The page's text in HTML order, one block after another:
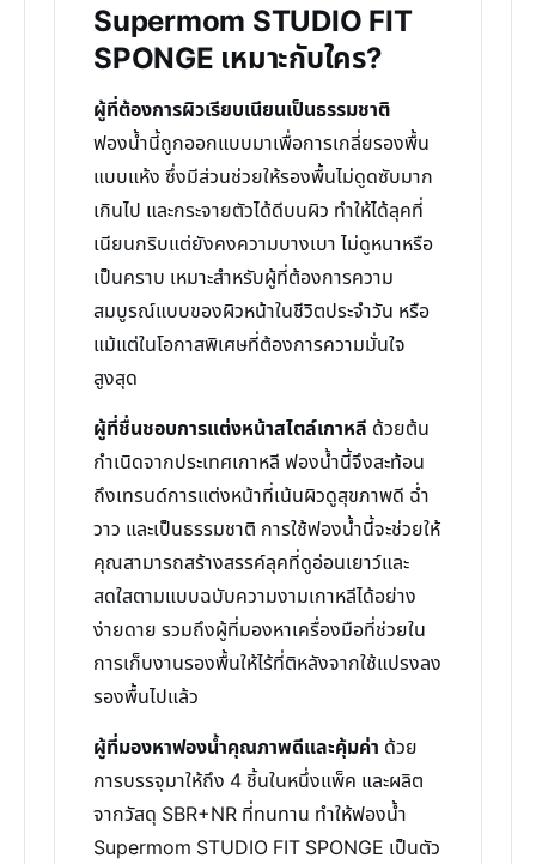
Supermom STUDIO FIT
SPONGE เหมาะกับใคร?
ผู้ที่ต้องการผิวเรียบเนียนเป็นธรรมชาติ
ฟองน้ำนี้ถูกออกแบบมาเพื่อการเกลี่ยรองพื้น
แบบแห้ง ซึ่งมีส่วนช่วยให้รองพื้นไม่ดูดซับมาก
เกินไป และกระจายตัวได้ดีบนผิว ทำให้ได้ลุคที่
เนียนกริบแต่ยังคงความบางเบา ไม่ดูหนาหรือ
เป็นคราบ เหมาะสำหรับผู้ที่ต้องการความ
สมบูรณ์แบบของผิวหน้าในชีวิตประจำวัน หรือ
แม้แต่ในโอกาสพิเศษที่ต้องการความมั่นใจ
สูงสุด
ผู้ที่ชื่นชอบการแต่งหน้าสไตล์เกาหลี ด้วยต้น
กำเนิดจากประเทศเกาหลี ฟองน้ำนี้จึงสะท้อน
ถึงเทรนด์การแต่งหน้าที่เน้นผิวดูสุขภาพดี ฉ่ำ
วาว และเป็นธรรมชาติ การใช้ฟองน้ำนี้จะช่วยให้
คุณสามารถสร้างสรรค์ลุคที่ดูอ่อนเยาว์และ
สดใสตามแบบฉบับความงามเกาหลีได้อย่าง
ง่ายดาย รวมถึงผู้ที่มองหาเครื่องมือที่ช่วยใน
การเก็บงานรองพื้นให้ไร้ที่ติหลังจากใช้แปรงลง
รองพื้นไปแล้ว
ผู้ที่มองหาฟองน้ำคุณภาพดีและคุ้มค่า ด้วย
การบรรจุมาให้ถึง 4 ชิ้นในหนึ่งแพ็ค และผลิต
จากวัสดุ SBR+NR ที่ทนทาน ทำให้ฟองน้ำ
Supermom STUDIO FIT SPONGE เป็นตัว